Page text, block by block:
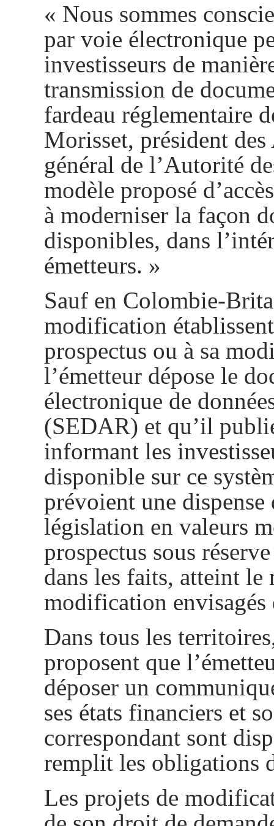
« Nous sommes
par voie électronique
investisseurs de
transmission de
fardeau réglementaire
Morisset, président
général de l’Autorité
modèle proposé
à moderniser la façon
disponibles, dans
émetteurs. »
Sauf en Colombie-
modification
prospectus ou à sa
l’émetteur dépose le
électronique de
(SEDAR) et qu’il
informant les
disponible sur ce
prévoient une
législation en valeurs
prospectus sous
dans les faits, atteint le
modification envisagés
Dans tous les
proposent que
déposer un
ses états financiers et
correspondant sont
remplit les obligations
Les projets de